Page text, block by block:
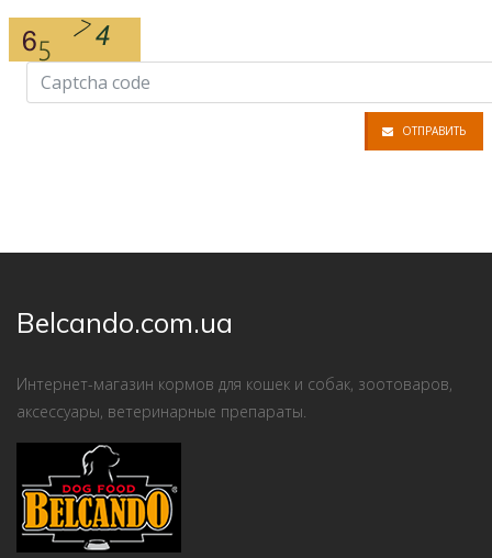
Captcha
ОТПРАВИТЬ
Belcando.com.ua
Интернет-магазин кормов для кошек и собак, зоотоваров,
аксессуары, ветеринарные препараты.